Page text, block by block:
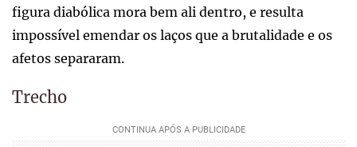
figura diabólica mora bem ali dentro, e resulta
impossível emendar os laços que a brutalidade e os
afetos separaram.
Trecho